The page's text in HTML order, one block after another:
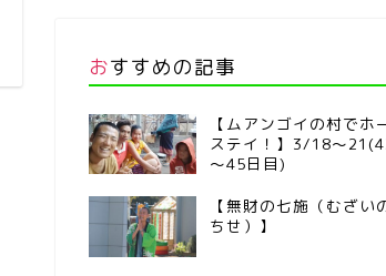
おすすめの記事
【ムアンゴイの村でホ
ステイ！】3/18～
～45日目)
【無財の七施（むざい
ちせ）】